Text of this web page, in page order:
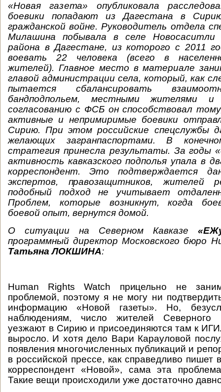
«Новая газета» опубликовала
боевики попадают из Дагестана в
гражданской войне. Руководитель отдела
Милашина побывала в селе Новосаситли
района в Дагестане, из которого с 2011
воевать 22 человека (всего в
жителей). Главное место в материале
главой администрации села, который, как
пытается сбалансировать
бандподпольем, местными жителями и
согласованию с ФСБ он способствовал
активные и непримиримые боевики
Сирию. При этом российские спецслужбы
желающих загранпаспортами. В
стратегия принесла результаты. За годы
активность кавказского подполья упала в
корреспондент. Это подтверждается
экспертов, правозащитников, жителей
подобный подход не учитывает
Проблем, которые возникнут, когда
боевой опыт, вернутся домой.
О ситуации на Северном Кавказе
программный директор Московского бюро
Татьяна ЛОКШИНА:
Human Rights Watch прицельно не
проблемой, поэтому я не могу ни
информацию «Новой газеты». Но,
наблюдениям, число жителей Северного
уезжают в Сирию и присоединяются там к
выросло. И хотя дело Вари Карауловой
появления многочисленных публикаций и
в российской прессе, как справедливо пишет
корреспондент «Новой», сама эта
Такие вещи происходили уже достаточно